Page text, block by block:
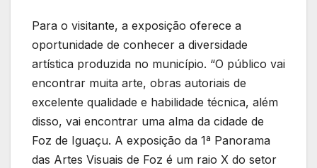
Para o visitante, a exposição oferece a
oportunidade de conhecer a diversidade
artística produzida no município. “O público vai
encontrar muita arte, obras autoriais de
excelente qualidade e habilidade técnica, além
disso, vai encontrar uma alma da cidade de
Foz de Iguaçu. A exposição da 1ª Panorama
das Artes Visuais de Foz é um raio X do setor